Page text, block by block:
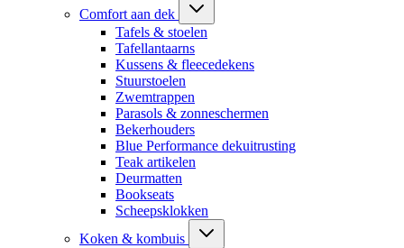
Comfort aan dek
Tafels & stoelen
Tafellantaarns
Kussens & fleecedekens
Stuurstoelen
Zwemtrappen
Parasols & zonneschermen
Bekerhouders
Blue Performance dekuitrusting
Teak artikelen
Deurmatten
Bookseats
Scheepsklokken
Koken & kombuis